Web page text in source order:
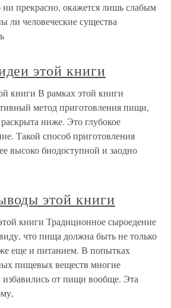
ни прекрасно, окажется лишь слабым
ли человеческие существа
этой книги
книги В рамках этой книги
метод приготовления пищи,
раскрыта ниже. Это глубокое
Такой способ приготовления
высоко биодоступной и заодно
этой книги
книги Традиционное сыроедение
что пища должна быть не только
еще и питанием. В попытках
пищевых веществ многие
от пищи вообще. Эта